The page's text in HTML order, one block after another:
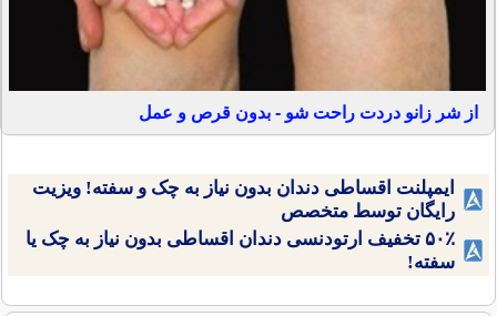
از شر زانو دردت راحت شو - بدون قرص و عمل
ایمپلنت اقساطی دندان بدون نیاز به چک و سفته! ویزیت
رایگان توسط متخصص
۵۰٪ تخفیف ارتودنسی دندان اقساطی بدون نیاز به چک یا
سفته!